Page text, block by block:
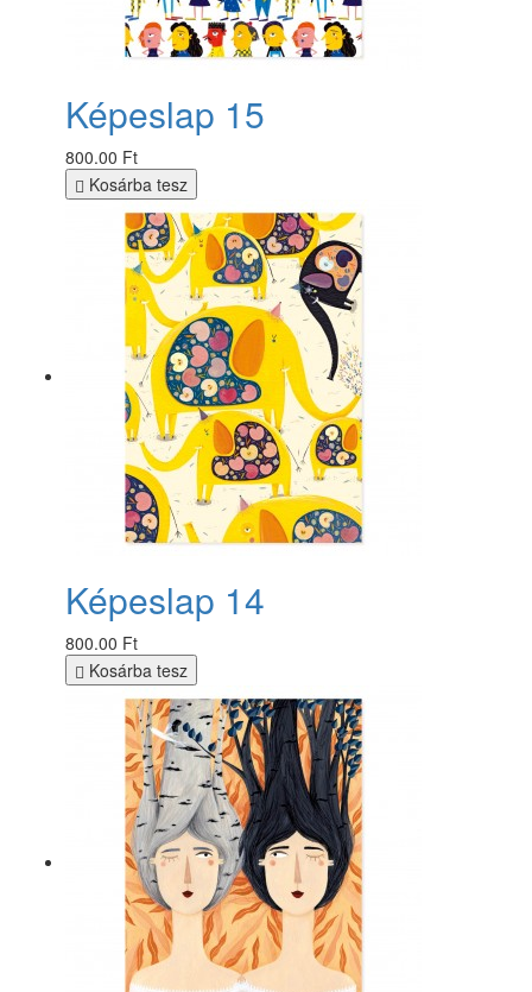
Képeslap 15
800.00 Ft
Kosárba tesz
Képeslap 14
800.00 Ft
Kosárba tesz